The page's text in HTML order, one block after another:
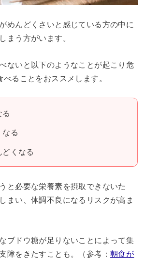
めんどくさいと感じている方の中に
まう方がいます。
ないと以下のようなことが起こり危
ることをおススメします。
る
なる
くなる
と必要な栄養素を摂取できないた
まい、体調不良になるリスクが高ま
ブドウ糖が足りないことによって集
障をきたすことも。（参考：朝食が